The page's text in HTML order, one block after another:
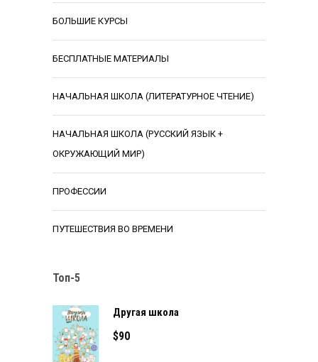
БОЛЬШИЕ КУРСЫ
БЕСПЛАТНЫЕ МАТЕРИАЛЫ
НАЧАЛЬНАЯ ШКОЛА (ЛИТЕРАТУРНОЕ ЧТЕНИЕ)
НАЧАЛЬНАЯ ШКОЛА (РУССКИЙ ЯЗЫК +
ОКРУЖАЮЩИЙ МИР)
ПРОФЕССИИ
ПУТЕШЕСТВИЯ ВО ВРЕМЕНИ
Топ-5
Другая школа
$90